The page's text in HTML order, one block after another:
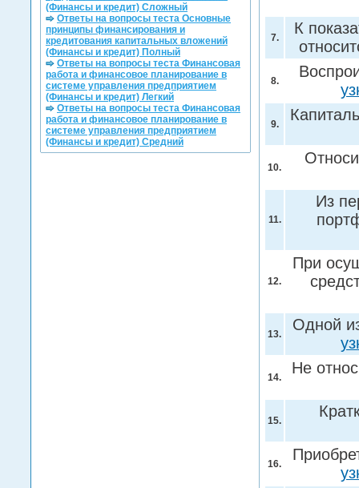
7.
К
8.
9.
10.
11.
Из
12.
При
13.
Одной
14.
Не
15.
16.
(Финансы и кредит) Сложный
Ответы на вопросы теста Основные
принципы финансирования и
кредитования капитальных вложений
(Финансы и кредит) Полный
Ответы на вопросы теста Финансовая
работа и финансовое планирование в
системе управления предприятием
(Финансы и кредит) Легкий
Ответы на вопросы теста Финансовая
работа и финансовое планирование в
системе управления предприятием
(Финансы и кредит) Средний